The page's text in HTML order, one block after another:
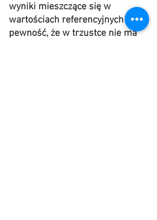
wyniki mieszczące się w
wartościach referencyjnych dają
pewność, że w trzustce nie ma